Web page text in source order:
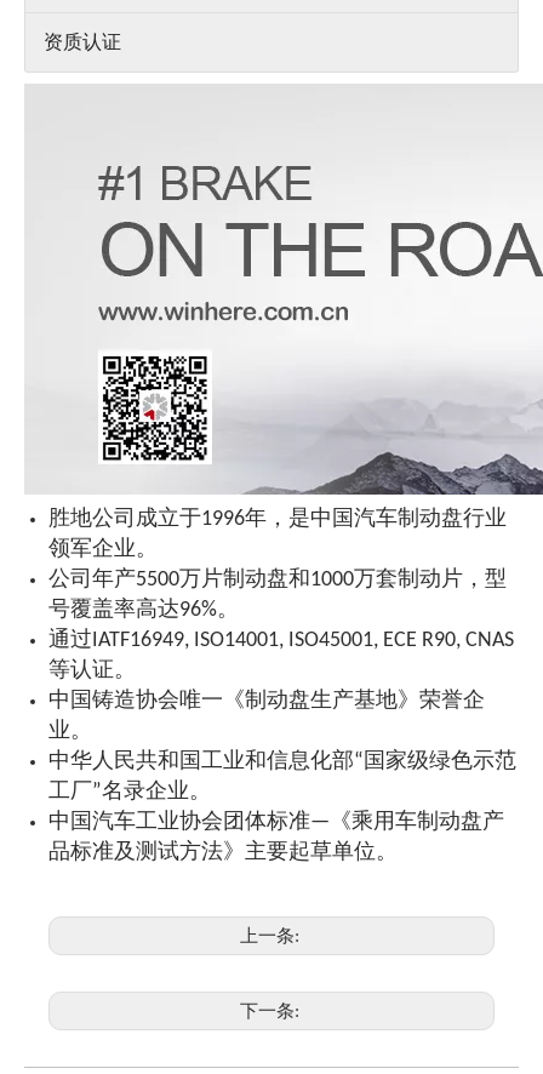
资质认证
胜地公司成立于1996年，是中国汽车制动盘行业
领军企业。
公司年产5500万片制动盘和1000万套制动片，型
号覆盖率高达96%。
通过IATF16949, ISO14001, ISO45001, ECE R90, CNAS
等认证。
中国铸造协会唯一《制动盘生产基地》荣誉企
业。
中华人民共和国工业和信息化部“国家级绿色示范
工厂”名录企业。
中国汽车工业协会团体标准—《乘用车制动盘产
品标准及测试方法》主要起草单位。
上一条:
下一条: